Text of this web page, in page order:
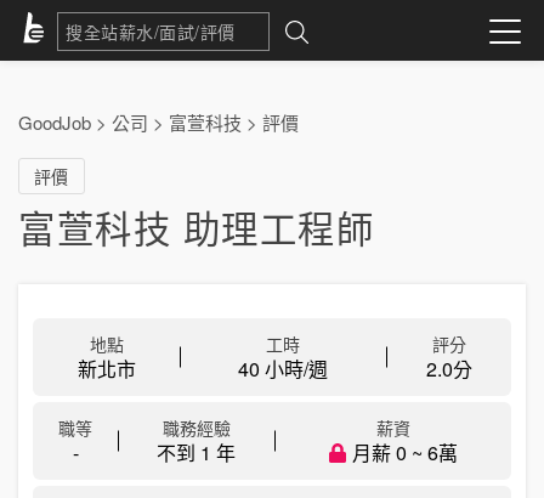
GoodJob > 公司 > 富萱科技 > 評價
評價
富萱科技 助理工程師
地點
新北市
工時
40 小時/週
評分
2.0分
職等
-
職務經驗
不到 1 年
薪資
月薪 0 ~ 6萬